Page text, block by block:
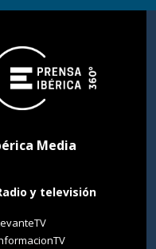
Media
y televisión